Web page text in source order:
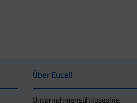
Über Eucell
Unternehmens­philosophie